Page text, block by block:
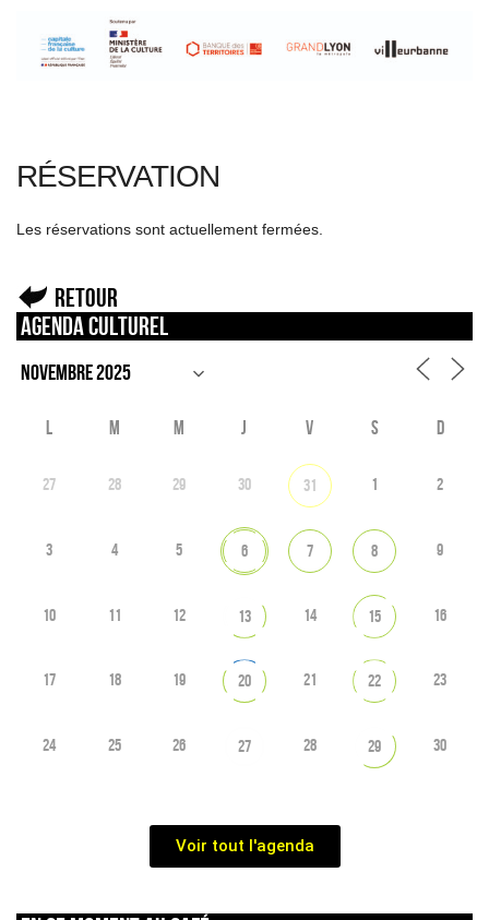
RÉSERVATION
Les réservations sont actuellement fermées.
Retour
Agenda culturel
L M M J V S D
27 28 29 30 31 1 2
3 4 5 6 7 8 9
10 11 12 13 14 15 16
17 18 19 20 21 22 23
24 25 26 27 28 29 30
Voir tout l'agenda